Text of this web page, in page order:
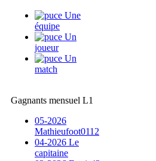
Une
équipe
Un
joueur
Un
match
Gagnants mensuel L1
05-2026
Mathieufoot0112
04-2026 Le
capitaine